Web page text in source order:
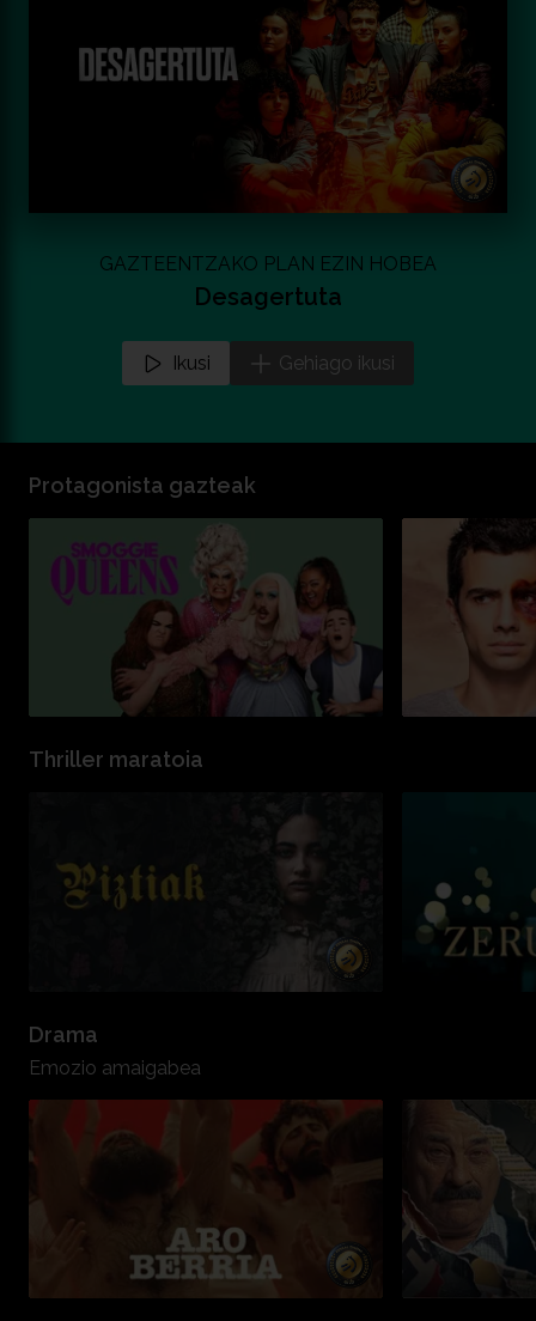
GAZTEENTZAKO PLAN EZIN HOBEA
Desagertuta
Ikusi Gehiago ikusi
Protagonista gazteak
Thriller maratoia
Drama
Emozio amaigabea